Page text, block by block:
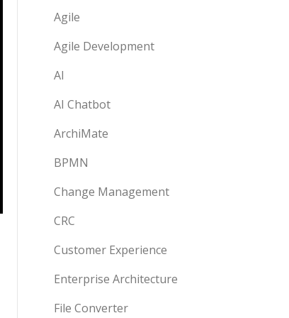
Agile
Agile Development
AI
AI Chatbot
ArchiMate
BPMN
Change Management
CRC
Customer Experience
Enterprise Architecture
File Converter